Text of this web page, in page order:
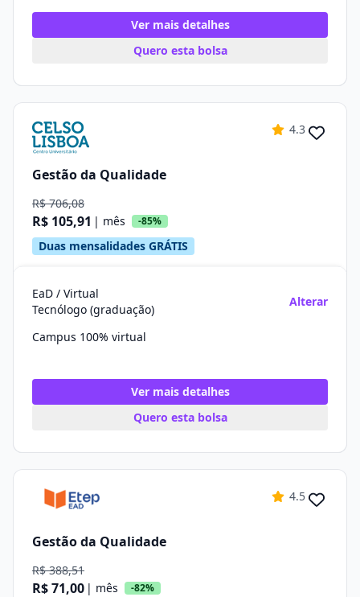
Ver mais detalhes
Quero esta bolsa
4.3
Gestão da Qualidade
R$ 706,08
R$ 105,91 | mês -85%
Duas mensalidades GRÁTIS
EaD / Virtual
Tecnólogo (graduação)
Alterar
Campus 100% virtual
Ver mais detalhes
Quero esta bolsa
4.5
Gestão da Qualidade
R$ 388,51
R$ 71,00 | mês -82%